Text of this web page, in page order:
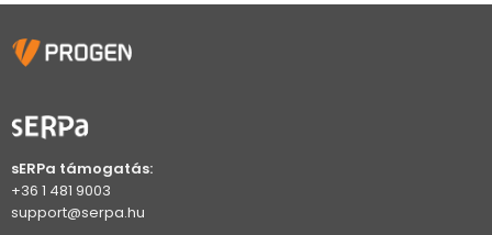
sERPa támogatás:
+36 1 481 9003
support@serpa.hu